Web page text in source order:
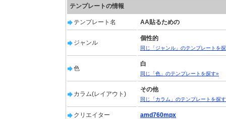
テンプレートの情報
テンプレート名 AA貼るための
ジャンル
個性的
同じ「ジャンル」のテンプレートを
色
白
同じ「色」のテンプレートを探す»
カラム(レイアウト)
その他
同じ「カラム」のテンプレートを探
クリエイター amd760mpx